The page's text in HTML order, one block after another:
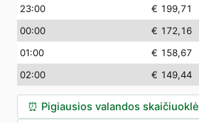
23:00
€ 199,71
00:00
€ 172,16
01:00
€ 158,67
02:00
€ 149,44
⏰ Pigiausios valandos skaičiuoklė